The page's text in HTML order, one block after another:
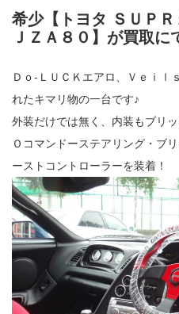
希少【トヨタ ＳＵＰ
ＪＺＡ８０】が買取に
Ｄｏ‐ＬＵＣＫエアロ、Ｖｅｉｌ
れたキマリ物の一台です♪
外装だけでは無く、内装もブリ
Ｏコマンドーステアリング・ブ
ーストコントローラーを装着！